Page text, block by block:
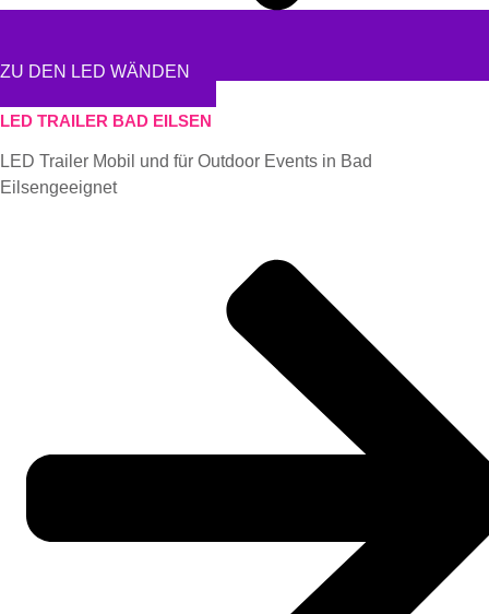
ZU DEN LED WÄNDEN
LED TRAILER BAD EILSEN
LED Trailer Mobil und für Outdoor Events in Bad
Eilsengeeignet